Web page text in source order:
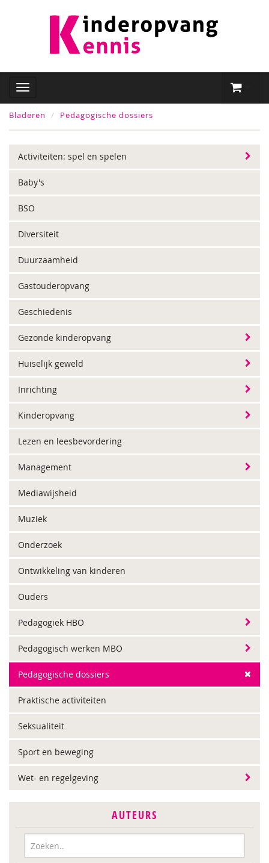
Bladeren Pedagogische dossiers
Activiteiten: spel en spelen
Baby's
BSO
Diversiteit
Duurzaamheid
Gastouderopvang
Geschiedenis
Gezonde kinderopvang
Huiselijk geweld
Inrichting
Kinderopvang
Lezen en leesbevordering
Management
Mediawijsheid
Muziek
Onderzoek
Ontwikkeling van kinderen
Ouders
Pedagogiek HBO
Pedagogisch werken MBO
Pedagogische dossiers
Praktische activiteiten
Seksualiteit
Sport en beweging
Wet- en regelgeving
AUTEURS